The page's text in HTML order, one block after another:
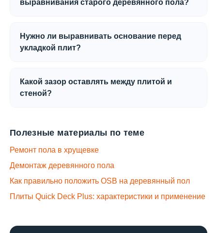
выравнивания старого деревянного пола?
шпунтованные плиты Quick Deck толщиной 12-
16 мм для укладки на доски или 18-22 мм для
Нужно ли выравнивать основание перед
укладкой плит?
впадины заделываются шпаклевкой, а выступы
сбиваются. Поверхность должна быть ровной и
Какой зазор оставлять между плитой и
стеной?
Полезные материалы по теме
Ремонт пола в хрущевке
Демонтаж деревянного пола
Как правильно положить OSB на деревянный пол
Плиты Quick Deck Plus: характеристики и применение